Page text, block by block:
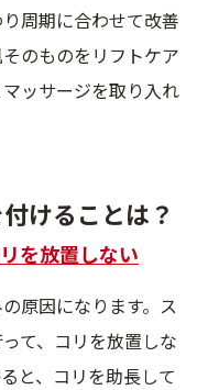
周期に合わせて改善
のものをリフトケア
ッサージを取り入れ
けることは？
を放置しない
原因になります。ス
て、コリを放置しな
と、コリを助長して